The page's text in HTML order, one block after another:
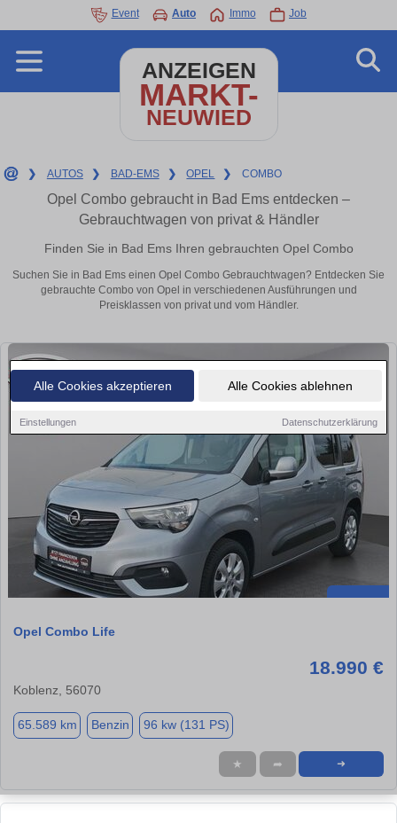
Alle Cookies akzeptieren Alle Cookies ablehnen
Einstellungen Datenschutzerklärung
Event Auto Immo Job
ANZEIGEN
MARKT-
NEUWIED
❯ AUTOS ❯ BAD-EMS ❯ OPEL ❯ COMBO
Opel Combo gebraucht in Bad Ems entdecken –
Gebrauchtwagen von privat & Händler
Finden Sie in Bad Ems Ihren gebrauchten Opel Combo
Suchen Sie in Bad Ems einen Opel Combo Gebrauchtwagen? Entdecken Sie
gebrauchte Combo von Opel in verschiedenen Ausführungen und
Preisklassen von privat und vom Händler.
Opel Combo Life
18.990 €
Koblenz, 56070
65.589 km Benzin 96 kw (131 PS)
★ ➦ ➜